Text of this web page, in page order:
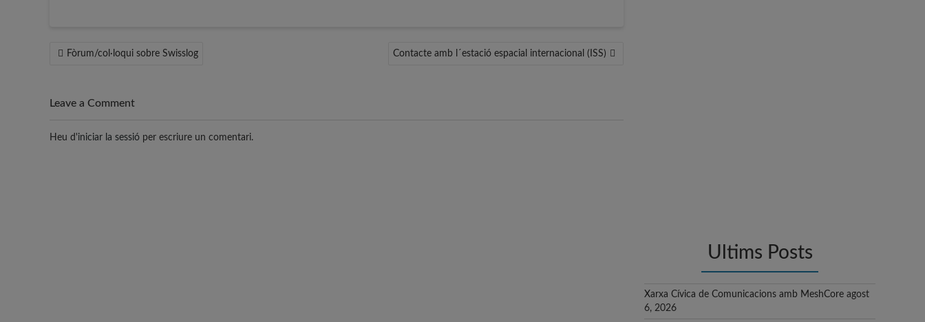
Navegació
Fòrum/col·loqui sobre Swisslog Contacte amb l´estació espacial internacional (ISS)
Leave a Comment
Heu d'iniciar la sessió per escriure un comentari.
Ultims Posts
Xarxa Cívica de Comunicacions amb MeshCore agost
6, 2026